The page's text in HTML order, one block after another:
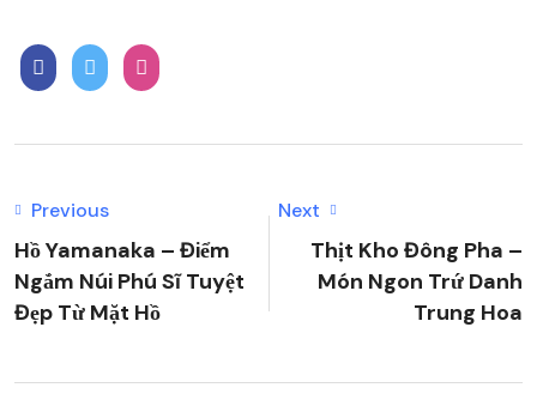
Previous
Hồ Yamanaka – Điểm
Ngắm Núi Phú Sĩ Tuyệt
Đẹp Từ Mặt Hồ
Next
Thịt Kho Đông Pha –
Món Ngon Trứ Danh
Trung Hoa